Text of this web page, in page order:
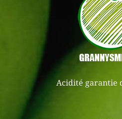
Acidité garantie